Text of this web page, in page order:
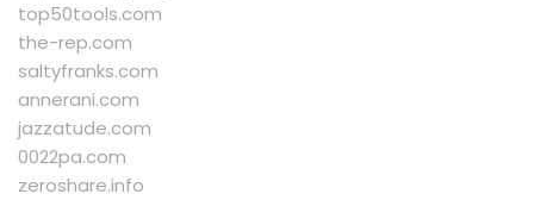
top50tools.com
the-rep.com
saltyfranks.com
annerani.com
jazzatude.com
0022pa.com
zeroshare.info